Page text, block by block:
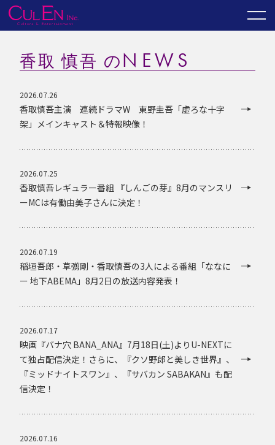
香取 慎吾 のNEWS
2026.07.26
香取慎吾主演 連続ドラマW 東野圭吾「虚ろな十字
架」メインキャスト＆特報映像！
2026.07.25
香取慎吾レギュラー番組 『しんごの芽』8月のマンスリ
ーMCは有働由美子さんに決定！
2026.07.19
稲垣吾郎・草彅剛・香取慎吾の3人による番組「ななに
ー 地下ABEMA」8月2日の放送内容発表！
2026.07.17
映画『バナ穴 BANA_ANA』7月18日(土)よりU-NEXTに
て独占配信決定！さらに、『クソ野郎と美しき世界』、
『ミッドナイトスワン』、『サバカン SABAKAN』も配
信決定！
2026.07.16